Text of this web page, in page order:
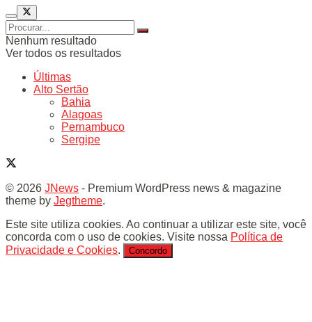
Nenhum resultado
Ver todos os resultados
Últimas
Alto Sertão
Bahia
Alagoas
Pernambuco
Sergipe
© 2026 JNews - Premium WordPress news & magazine
theme by Jegtheme.
Este site utiliza cookies. Ao continuar a utilizar este site, você
concorda com o uso de cookies. Visite nossa Política de
Privacidade e Cookies. Concordo